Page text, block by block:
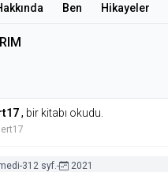
Ben Hikayeler
, bir kitabı okudu.
-312 syf.- 2021